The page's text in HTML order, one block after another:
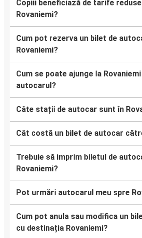
Copiii beneficiază de tarife
Rovaniemi?
Cum pot rezerva un bilet de
Rovaniemi?
Cum se poate ajunge la
autocarul?
Câte stații de autocar sunt în
Cât costă un bilet de autocar
Trebuie să imprim biletul de
Rovaniemi?
Pot urmări autocarul meu spre
Cum pot anula sau modifica un
cu destinația Rovaniemi?